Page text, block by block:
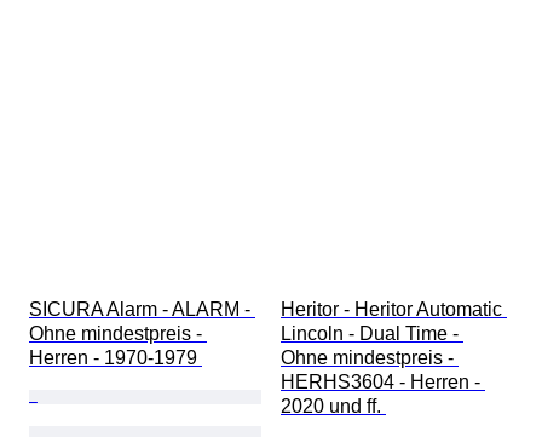
SICURA Alarm - ALARM -
Ohne mindestpreis -
Herren - 1970-1979
Heritor - Heritor Automatic
Lincoln - Dual Time -
Ohne mindestpreis -
HERHS3604 - Herren -
2020 und ff.